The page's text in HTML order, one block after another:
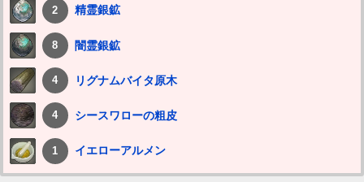
2 精霊銀鉱
8 闇霊銀鉱
4 リグナムバイタ原木
4 シースワローの粗皮
1 イエローアルメン